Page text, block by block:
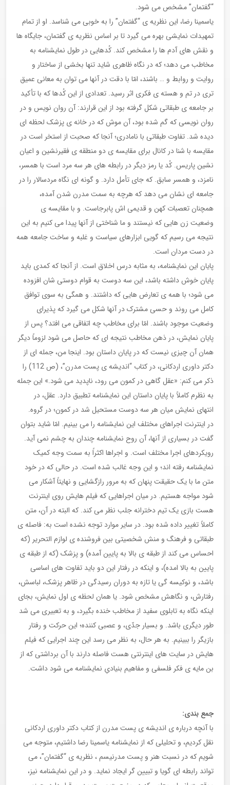
“گفتمان” مشخص می شود.
یاسمینا رضا، این نظریه ی “گفتمان” را به خوبی می شناسد. او از تمام
تمهیدات نمایشی بهره می گیرد تا بر اساس نظریه ی گفتمان، جایگاه ها
و نقش های آدم ها را مشخص کند. کُدهایی در طول نمایشنامه به
مخاطب می دهد؛ که در نگاه ظاهری شاید تنها بخشی از ساختار و
روایت و روابط و … باشند، امّا با دقت در آنها می توان به معانی عمیق
تری در تم و هسته ی فکری اثر رسید. تعدادی از این کُدها که با تأکید
بر جامعه ی طبقاتی شکل گرفته بود از این قرارند: آن روان نویس و در
روان نویسی که گم شده بود، آن موش که در خانه ی پزشک لحظه ای
دیده شد. تفاوت طبقاتی با نامادری؛ آنجا که صحبت از استخر است در
مقایسه با شنا در کانال برای مقایسه ی دو منطقه ی فقیرنشین و اعیان
نشین پاریس. کُد یا رمز دیگر در رابطه های هر سه مرد است با همسر،
نامزد، و همسر سابق. که جای تأمل دارد. و گونه ای نگاه مردسالار را در
جامعه ای نشان می دهد که هرچه به سمت مدرن شدن آمده،
همچنان تعصبات کهن و قدیمی اش پابرجاست. و با مقایسه ی
وضعیت زن هایی که نیستند و ما شناختی از آنها پیدا می کنیم به این
نتیجه می رسیم که گویی ابزارهای سیاست و غلبه و ساخت جامعه همه
در دست مردان است.
پایان این نمایشنامه، به مثابه درس اخلاق است. از آنجا که کمدی باید
پایان خوش داشته باشد، این سه دوست به قوام دوستی شان افزوده
می شود؛ با همه ی تعارض هایی که داشتند. و همگی به سوی توافق
کامل می روند و حسی مشترک در آنها شکل می گیرد که پذیرای
وضعیت موجود باشند. امّا برای مخاطب چه اتفاقی می افتد؟ پس از
پایان نمایش، در ذهن مخاطب نتیجه ای که حاصل می شود لزوماً دیگر
همان آن چیزی نیست که در پایان داستان بود. اینجا من، جمله ای از
دکتر داوری اردکانی، در کتاب “اندیشه ی پست مدرن”، (ص 112) را
ذکر می کنم: «عقل گاهی در کمون می رود، ناپدید می شود.» این جمله
به نظرم کاملاً با پایان داستان این نمایشنامه تطبیق دارد. عقل، در
انتهای نمایش میان هر سه دوست مستحیل شد در کمون؛ در گروه.
در اینترنت اجراهای مختلف این نمایشنامه را می بینیم. امّا شاید بتوان
گفت در بسیاری از آنها، آن روح نمایشنامه چندان به چشم نمی آید.
رویکردهای اجرا مختلف است. و اجراها اکثراً به سمت وجه کمیک
نمایشنامه رفته اند؛ و این وجه غالب شده است. در حالی که در خود
متن ما با یک حقیقت پنهان که به مرور رازگشایی و نهایتاً آشکار می
شود مواجه هستیم. در میان اجراهایی که فیلم هایش روی اینترنت
هست بازی یک تیم دخترانه جلب نظر می کند. که البته در آن، متن
کاملاً تغییر داده شده بود. در سایر موارد توجه نشده است به: فاصله ی
طبقاتی و فرهنگ و منش شخصیتی بین فروشنده ی لوازم التحریر (که
احساس می کند از طبقه ی بالا به پایین آمده) و پزشک (که از طبقه ی
پایین به بالا امده)، و اینکه در رفتار این دو باید تفاوت های اساسی
باشد، و نوکیسه گی یا تازه به دوران رسیدگی در ظاهر پزشک، لباسش،
رفتارش، و نگاهش مشخص شود. یا همان لحظه ی اول نمایش، بجای
اینکه نگاه به تابلوی سفید از مخاطب خنده بگیرد، و به تعبیری می شد
طور دیگری باشد. و بسیار جدّی، و عصبی کننده؛ این حرکت و رفتار
بازیگر را ببینیم. به هر حال، به نظر می رسد این چند اجرایی که فیلم
هایش در سایت های اینترنتی هست فاصله دارند با آن برداشتی که از
بن مایه ی فکر فلسفی و مفاهیم بنیادیِ نمایشنامه می شود داشت.
جمع بندی:
با آنچه درباره ی اندیشه ی پست مدرن از کتاب دکتر داوری اردکانی
نقل کردیم، و تحلیلی که از نمایشنامه یاسمینا رضا داشتیم، متوجه می
شویم که در نسبت هنر و پست مدرنیسم ، نظریه ی “گفتمان”، می
تواند رابطه ای گویا و تبیین گر ایجاد نماید. و در این نمایشنامه نیز،